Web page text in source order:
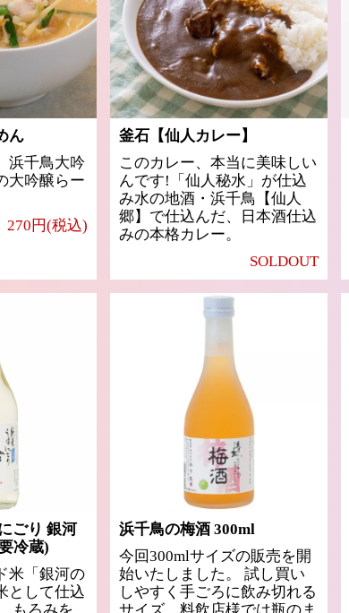
ん
浜千鳥大吟
大吟醸らー
270円(税込)
釜石【仙人カレー】
このカレー、本当に美味しい
んです!「仙人秘水」が仕込
み水の地酒・浜千鳥【仙人
郷】で仕込んだ、日本酒仕込
みの本格カレー。
SOLDOUT
ごり 銀河
冷蔵)
米「銀河の
として仕込
浜千鳥の梅酒 300ml
今回300mlサイズの販売を開
始いたしました。 試し買い
しやすく手ごろに飲み切れる